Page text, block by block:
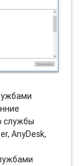
службы
AnyDesk,